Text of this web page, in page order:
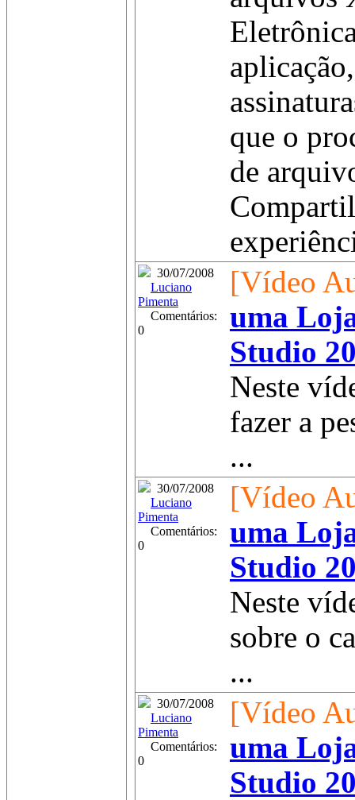
que o
de
30/07/2008
Luciano
Pimenta
Comentários:
0
[Vídeo
uma
Studio
Neste
fazer a
...
30/07/2008
Luciano
Pimenta
Comentários:
0
[Vídeo
uma
Studio
Neste
sobre o
...
30/07/2008
Luciano
Pimenta
Comentários:
0
[Vídeo
uma
Studio